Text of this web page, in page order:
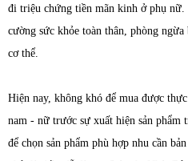
đi triệu chứng tiền mãn kinh ở phụ
cường sức khỏe toàn thân, phòng
cơ thể.
Hiện nay, không khó để mua được
nam - nữ trước sự xuất hiện sản
để chọn sản phẩm phù hợp nhu cần